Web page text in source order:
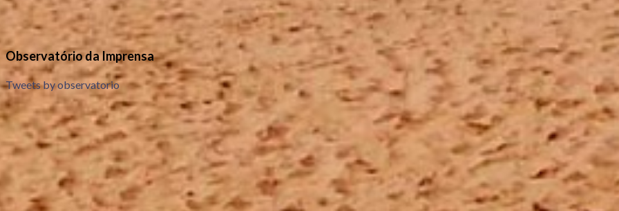
Observatório da Imprensa
Tweets by observatorio